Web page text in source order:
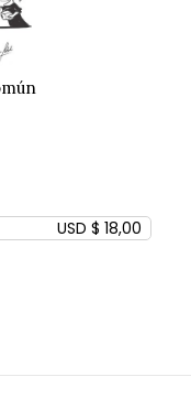
USD $ 18,00